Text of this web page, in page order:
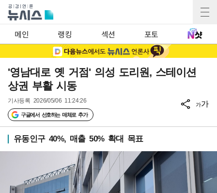
메인 랭킹 섹션 포토
'영남대로 옛 거점' 의성 도리원, 스테이션
상권 부활 시동
기사등록 2026/05/06 11:24:26
구글에서 선호하는 매체로 추가
가가
유동인구 40%, 매출 50% 확대 목표